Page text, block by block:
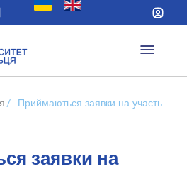
/ Приймаються заявки на участь у 15-
заявки на